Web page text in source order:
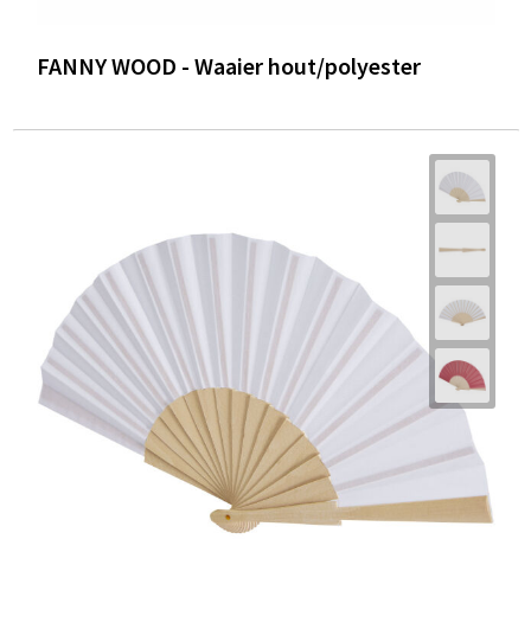
FANNY WOOD - Waaier hout/polyester